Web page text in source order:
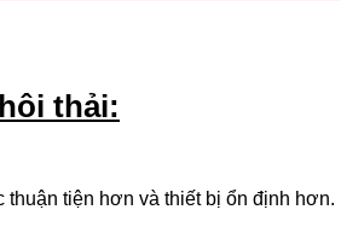
thải:
tiện hơn và thiết bị ổn định hơn.